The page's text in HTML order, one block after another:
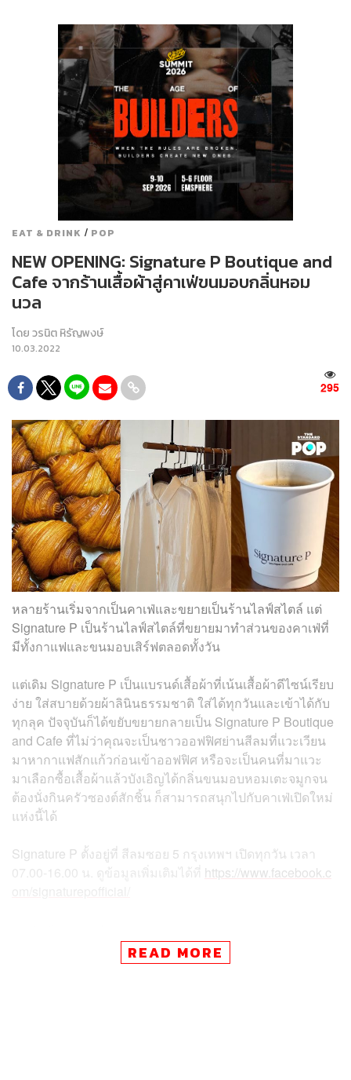
EAT & DRINK / POP
NEW OPENING: Signature P Boutique and
Cafe จากร้านเสื้อผ้าสู่คาเฟ่ขนมอบกลิ่นหอม
นวล
โดยวรนิต หิรัญพงษ์
10.03.2022
295
หลายร้านเริ่มจากเป็นคาเฟ่และขยายเป็นร้านไลฟ์สไตล์ แต่
Signature P เป็นร้านไลฟ์สไตล์ที่ขยายมาทำส่วนของคาเฟ่ที่
มีทั้งกาแฟและขนมอบเสิร์ฟตลอดทั้งวัน
แต่เดิม Signature P เป็นแบรนด์เสื้อผ้าที่เน้นเสื้อผ้าดีไซน์เรียบ
ง่าย ใส่สบายด้วยผ้าลินินธรรมชาติ ใส่ได้ทุกวันและเข้าได้กับ
ทุกลุค ปัจจุบันก็ได้ขยับขยายกลายเป็น Signature P Boutique
and Cafe ที่ไม่ว่าคุณจะเป็นชาวออฟฟิศย่านสีลมที่แวะเวียน
มาหากาแฟสักแก้วก่อนเข้าออฟฟิศ หรือจะเป็นคนที่มาแวะ
มาเลือกซื้อเสื้อผ้าแล้วบังเอิญได้กลิ่นขนมอบหอมเตะจมูกจน
ต้องนั่งกินครัวซองต์สักชิ้น ก็สามารถสนุกไปกับคาเฟ่เปิดใหม่
แห่งนี้ได้
Signature P ตั้งอยู่ที่ สีลมซอย 5 กรุงเทพฯ เปิดทุกวัน เวลา
07.00-16.00 น. ดูข้อมูลเพิ่มเติมได้ที่ https://www.facebook.c
NEW OPENING
READ MORE